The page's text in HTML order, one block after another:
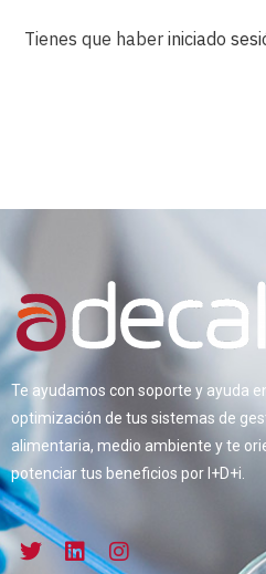
Tienes que haberiniciado
Te ayudamos con soporte y ayuda
optimización de tus sistemas de
alimentaria, medio ambiente y te
potenciar tus beneficios por I+D+i.